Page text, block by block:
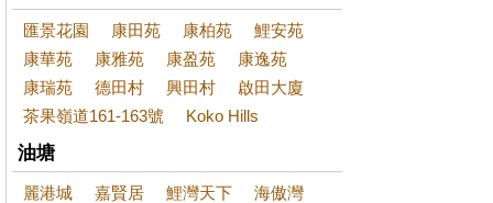
匯景花園 康田苑 康柏苑
鯉安苑
康華苑
康雅苑 康盈苑
康逸苑
康瑞苑
德田村 興田村
啟田大廈
茶果嶺道161-163號
Koko Hills
油塘
麗港城 嘉賢居 鯉灣天下
海傲灣